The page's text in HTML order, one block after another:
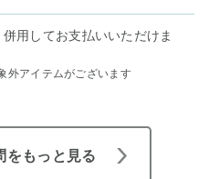
用してお支払いいただけま
外アイテムがございます
をもっと見る